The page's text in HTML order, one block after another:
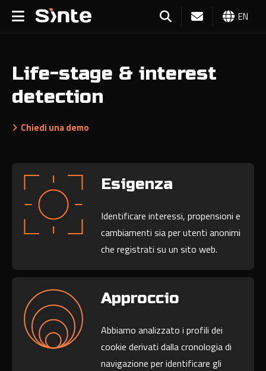
EN
Life-stage & interest
detection
Chiedi una demo
Esigenza
Identificare interessi, propensioni e
cambiamenti sia per utenti anonimi
che registrati su un sito web.
Approccio
Abbiamo analizzato i profili dei
cookie derivati dalla cronologia di
navigazione per identificare gli